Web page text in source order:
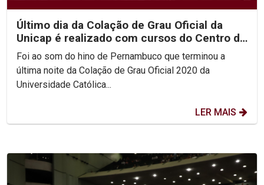
Último dia da Colação de Grau Oficial da
Unicap é realizado com cursos do Centro de
Ciências...
Foi ao som do hino de Pernambuco que terminou a
última noite da Colação de Grau Oficial 2020 da
Universidade Católica...
LER MAIS